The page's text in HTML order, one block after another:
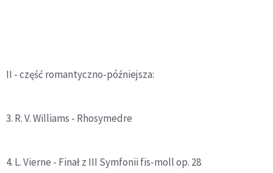
II - część romantyczno-późniejsza:
3. R. V. Williams - Rhosymedre
4. L. Vierne - Finał z III Symfonii fis-moll op. 28